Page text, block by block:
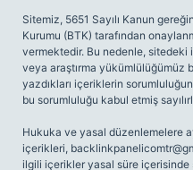
Sitemiz, 5651 Sayılı Kanun
Kurumu (BTK) tarafından
vermektedir. Bu nedenle,
veya araştırma yükümlülüğümüz
yazdıkları içeriklerin
bu sorumluluğu kabul etmiş
Hukuka ve yasal düzenlemelere
içerikleri,
ilgili içerikler yasal süre içerisinde